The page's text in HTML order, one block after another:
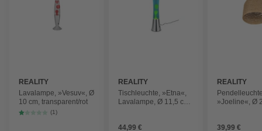
REALITY
Lavalampe, »Vesuv«, Ø
10 cm, transparent/rot
(1)
REALITY
Tischleuchte, »Etna«,
Lavalampe, Ø 11,5 cm,
44,99 €
REALITY
»Joeline«, Ø
39,99 €